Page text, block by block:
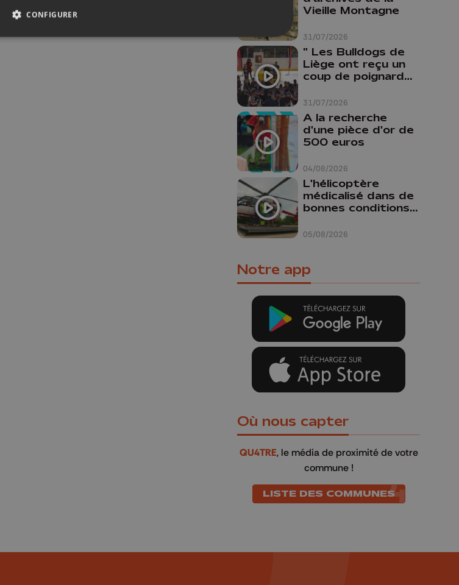
31/07/2026
Vieille Montagne
31/07/2026
" Les Bulldogs de
Liège ont reçu un
coup de poignard
04/08/2026
A la recherche
d'une pièce d'or de
500 euros
05/08/2026
L'hélicoptère
médicalisé dans de
bonnes conditions à
Notre app
Où nous capter
QU4TRE, le média de proximité de votre
commune !
LISTE DES COMMUNES
CONFIGURER